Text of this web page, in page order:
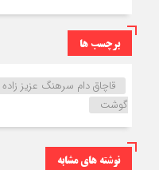
برچسب ها
قاچاق دام سرهنگ عزیز
گوشت
نوشته های مشابه